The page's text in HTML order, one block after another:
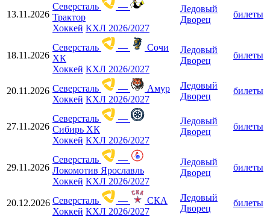
13.11.2026
Северсталь
—
Трактор
Хоккей КХЛ 2026/2027
Ледовый
Дворец
билеты
18.11.2026
Северсталь —
Сочи
ХК
Хоккей КХЛ 2026/2027
Ледовый
Дворец
билеты
20.11.2026 Северсталь —
Амур
Хоккей КХЛ 2026/2027
Ледовый
Дворец
билеты
27.11.2026
Северсталь
—
Сибирь ХК
Хоккей КХЛ 2026/2027
Ледовый
Дворец
билеты
29.11.2026
Северсталь
—
Локомотив Ярославль
Хоккей КХЛ 2026/2027
Ледовый
Дворец
билеты
20.12.2026 Северсталь —
СКА
Хоккей КХЛ 2026/2027
Ледовый
Дворец
билеты